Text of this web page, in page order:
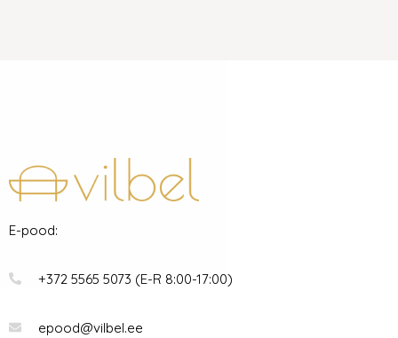
E-pood:
+372 5565 5073 (E-R 8:00-17:00)
epood@vilbel.ee